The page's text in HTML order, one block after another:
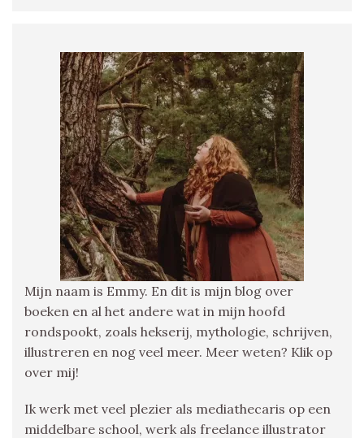
Mijn naam is Emmy. En dit is mijn blog over
boeken en al het andere wat in mijn hoofd
rondspookt, zoals hekserij, mythologie, schrijven,
illustreren en nog veel meer. Meer weten? Klik op
over mij!
Ik werk met veel plezier als mediathecaris op een
middelbare school, werk als freelance illustrator